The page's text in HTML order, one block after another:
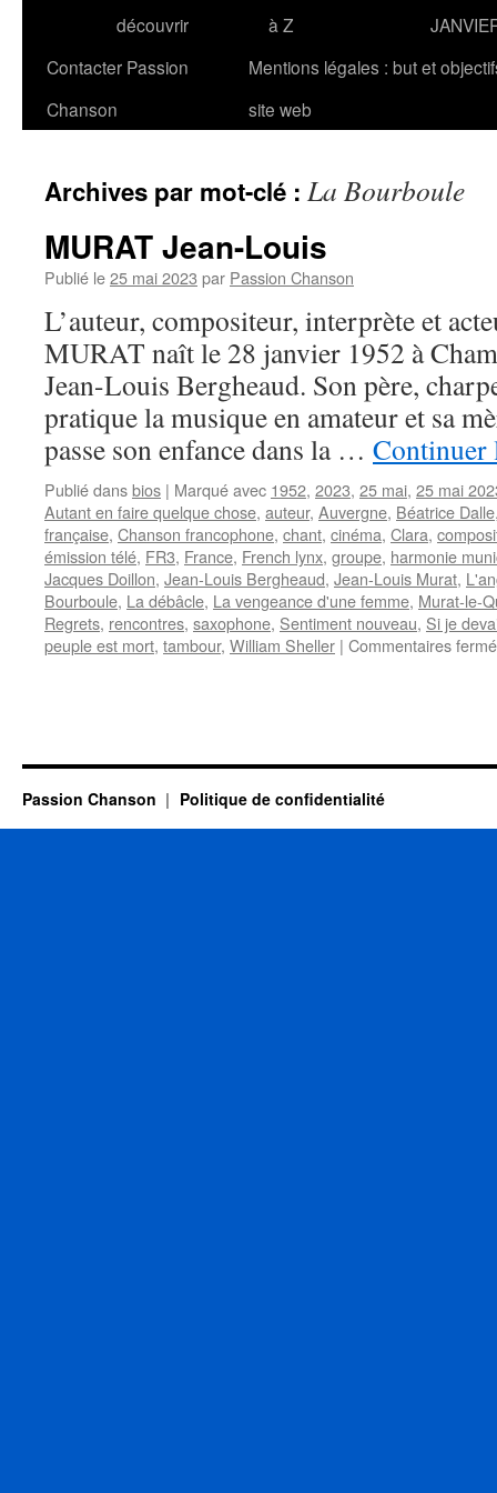
découvrir
à Z
Contacter Passion
Chanson
Mentions légales : but et
site web
Archives par mot-clé : La Bourboule
MURAT Jean-Louis
Publié le25 mai 2023 par Passion Chanson
L’auteur, compositeur, interprète et
MURAT naît le 28 janvier 1952 à
Jean-Louis Bergheaud. Son père,
pratique la musique en amateur et sa
passe son enfance dans la …
Publié dansbios | Marqué avec 1952, 2023, 25 mai, 25 mai
Autant en faire quelque chose, auteur, Auvergne, Béatrice Dalle
française, Chanson francophone, chant, cinéma, Clara,
émission télé, FR3, France, French lynx, groupe, harmonie
Jacques Doillon, Jean-Louis Bergheaud, Jean-Louis Murat,
Bourboule, La débâcle, La vengeance d'une femme, Murat-le-
Regrets, rencontres, saxophone, Sentiment nouveau, Si je
peuple est mort, tambour, William Sheller | Commentaires
Passion Chanson Politique de confidentialité